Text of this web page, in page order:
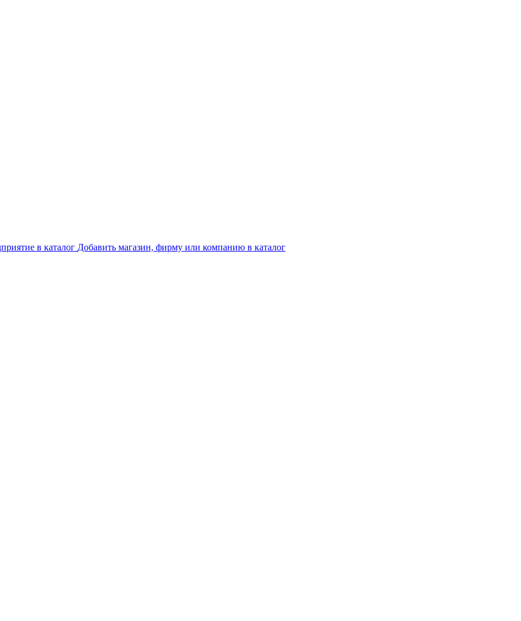
Добавить магазин, фирму или компанию в каталог